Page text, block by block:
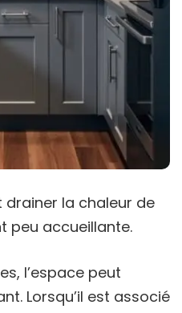
drainer la chaleur de
peu accueillante.
l’espace peut
Lorsqu’il est associé